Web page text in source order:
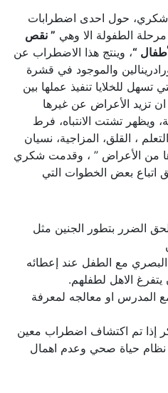
شكري، حول احدى اضطرابات
الطفولة الا وهي ” نقص
“، وينتج هذا الاضطراب عن
والموجود في قشرة
تسهل للخلايا تنفيذ عملها بين
تزيد الأعراض عن غيرها
ويظهر تشتت الانتباه، فرط
، القلق، المزاجية، نسيان
من الأعراض ” ، وقدمت شكري
اتباع بعض الخطوات التي
الضرر بتطور الجنين مثل
مع الطفل عند إعطائه
الاهل لطفلهم.
المدرس او معالجه لمعرفة
إذا تم اكتشاف اضطراب معين
نظام حياة صحي وعدم اهمال